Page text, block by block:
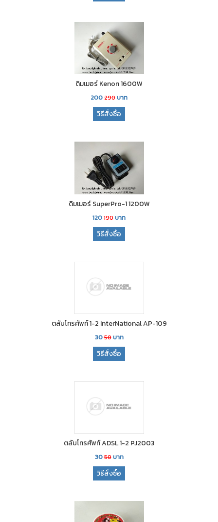
ดิมเมอร์ Kenon 1600W
200290บาท
วิธีสั่งซื้อ
ดิมเมอร์ SuperPro-1 1200W
120190บาท
วิธีสั่งซื้อ
ตลับโทรศัพท์ 1-2 InterNational AP-109
3050บาท
วิธีสั่งซื้อ
ตลับโทรศัพท์ ADSL 1-2 PJ2003
3050บาท
วิธีสั่งซื้อ